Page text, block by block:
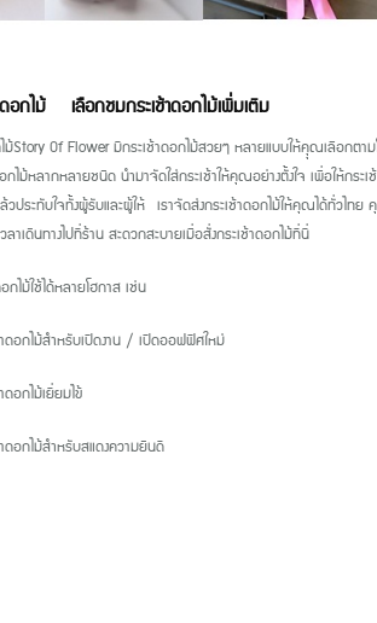
ดอกไม้ เลือกชมกระเช้าดอกไม้เพิ่มเติม
ม้Story Of Flower มีกระเช้าดอกไม้สวยๆ หลายแบบให้คุุณเลือกตา
กไม้หลากหลายชนิด นำมาจัดใส่กระเช้าให้คุณอย่างตั้งใจ เพื่อให้กระเ
วประทับใจทั้งผู้รับและผู้ให้ เราจัดส่งกระเช้าดอกไม้ให้คุณได้ทั่วไทย
ลาเดินทางไปที่ร้าน สะดวกสะบายเมื่อสั่งกระเช้าดอกไม้ที่นี่
กไม้ใช้ได้หลายโฮกาส เช่น
ดอกไม้สำหรับเปิดงาน / เปิดออฟฟิศใหม่
อกไม้เยี่ยมไข้
ดอกไม้สำหรับสแดงความยินดี